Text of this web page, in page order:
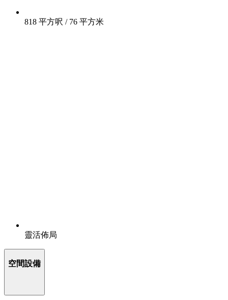
818 平方呎 / 76 平方米
靈活佈局
空間設備